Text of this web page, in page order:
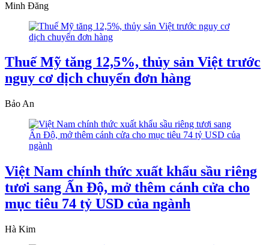
Minh Đăng
Thuế Mỹ tăng 12,5%, thủy sản Việt trước
nguy cơ dịch chuyển đơn hàng
Bảo An
Việt Nam chính thức xuất khẩu sầu riêng
tươi sang Ấn Độ, mở thêm cánh cửa cho
mục tiêu 74 tỷ USD của ngành
Hà Kim